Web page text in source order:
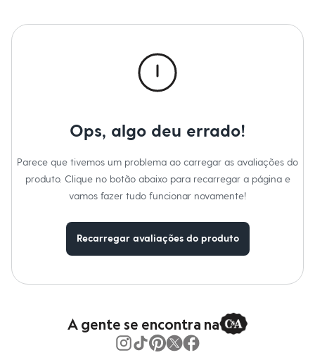
Novidades
Roupas
Shorts e Bermudas
Vestidos
Acessórios
Bolsas
Bonés e Chapéus
Botas
Chinelos
Ops, algo deu errado!
Parece que tivemos um problema ao carregar as avaliações do
produto. Clique no botão abaixo para recarregar a página e
vamos fazer tudo funcionar novamente!
Recarregar avaliações do produto
A gente se encontra na